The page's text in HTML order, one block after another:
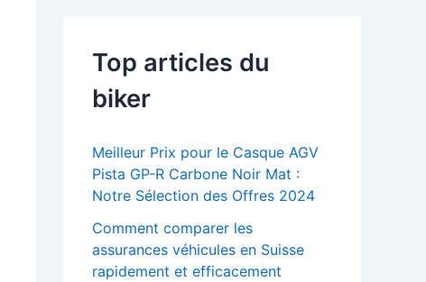
Top articles du
biker
Meilleur Prix pour le Casque AGV
Pista GP-R Carbone Noir Mat :
Notre Sélection des Offres 2024
Comment comparer les
assurances véhicules en Suisse
rapidement et efficacement